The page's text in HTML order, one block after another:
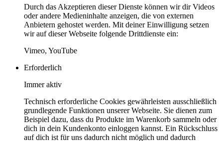
Durch das Akzeptieren dieser Dienste können wir dir Videos
oder andere Medieninhalte anzeigen, die von externen
Anbietern gehostet werden. Mit deiner Einwilligung setzen
wir auf dieser Webseite folgende Drittdienste ein:
Vimeo, YouTube
Erforderlich
Immer aktiv
Technisch erforderliche Cookies gewährleisten ausschließlich
grundlegende Funktionen unserer Webseite. Sie dienen zum
Beispiel dazu, dass du Produkte im Warenkorb sammeln oder
dich in dein Kundenkonto einloggen kannst. Ein Rückschluss
auf dich ist für uns dadurch nicht möglich und dadurch